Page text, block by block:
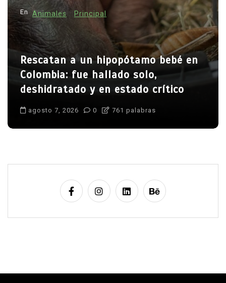
En Animales Principal
Rescatan a un hipopótamo bebé en
Colombia: fue hallado solo,
deshidratado y en estado crítico
agosto 7, 2026 0 761 palabras